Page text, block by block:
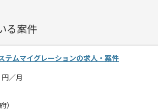
のコ
週5日常駐での作業を想定しております
これまでのご経験を活かしたい方にお
る案件
テムマイグレーションの求人・案件
円／月
）